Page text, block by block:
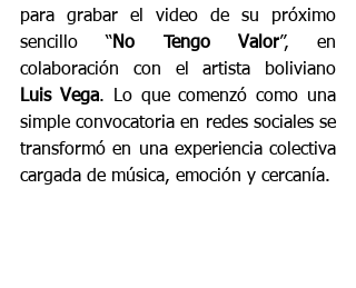
para grabar el video de su próximo
sencillo “No Tengo Valor”, en
Luis Vega. Lo que comenzó como una
simple convocatoria en redes sociales se
transformó en una experiencia colectiva
cargada de música, emoción y cercanía.